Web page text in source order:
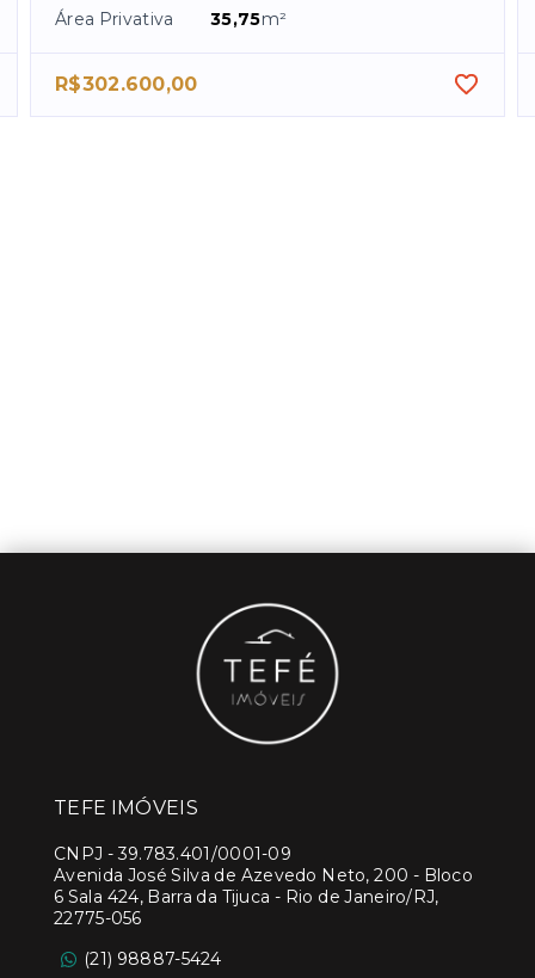
Área Privativa
35,75m²
R$302.600,00
TEFE IMÓVEIS
CNPJ -39.783.401/0001-09
Avenida José Silva de Azevedo Neto, 200 - Bloco
6 Sala 424, Barra da Tijuca - Rio de Janeiro/RJ,
22775-056
(21) 98887-5424